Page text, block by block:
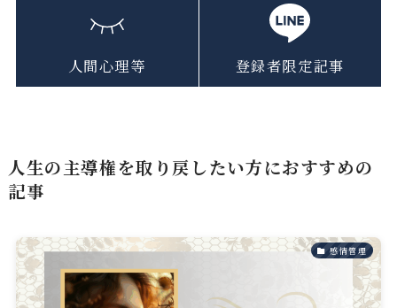
人間心理等 登録者限定記事
人生の主導権を取り戻したい方におすすめの
記事
感情管理